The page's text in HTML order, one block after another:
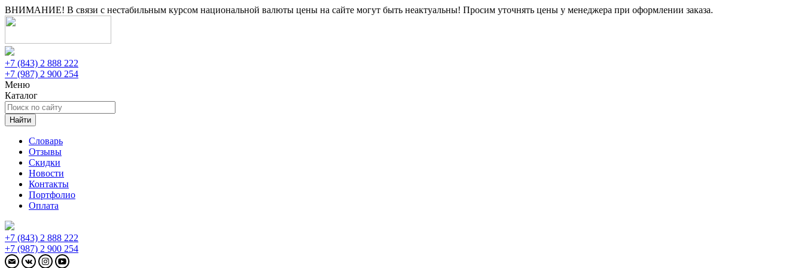
ВНИМАНИЕ! В связи с нестабильным курсом национальной валюты цены на сайте могут быть неактуальны! Просим уточнять цены у менеджера при оформлении заказа.
+7 (843) 2 888 222
+7 (987) 2 900 254
Меню
Каталог
Найти
Словарь
Отзывы
Скидки
Новости
Контакты
Портфолио
Оплата
+7 (843) 2 888 222
+7 (987) 2 900 254